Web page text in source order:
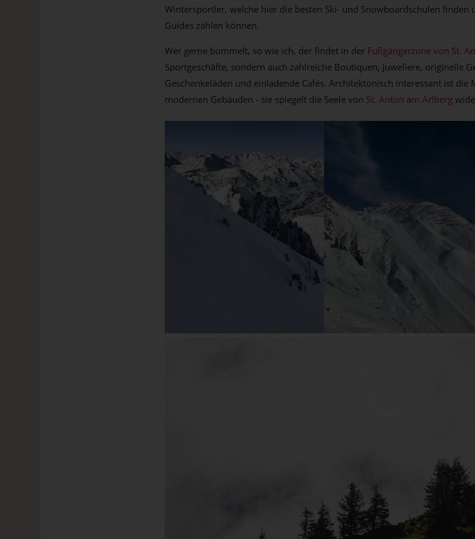
Wintersportler, welche hier die besten Ski- und Snowboardschulen
Guides zählen können.
Wer gerne bummelt, so wie ich, der findet in der Fußgängerzone von St.
Sportgeschäfte, sondern auch zahlreiche Boutiquen, Juweliere, originelle
Geschenkeläden und einladende Cafés. Architektonisch interessant ist die
modernen Gebäuden - sie spiegelt die Seele von St. Anton am Arlberg